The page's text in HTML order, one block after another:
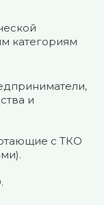
категориям
и
с ТКО